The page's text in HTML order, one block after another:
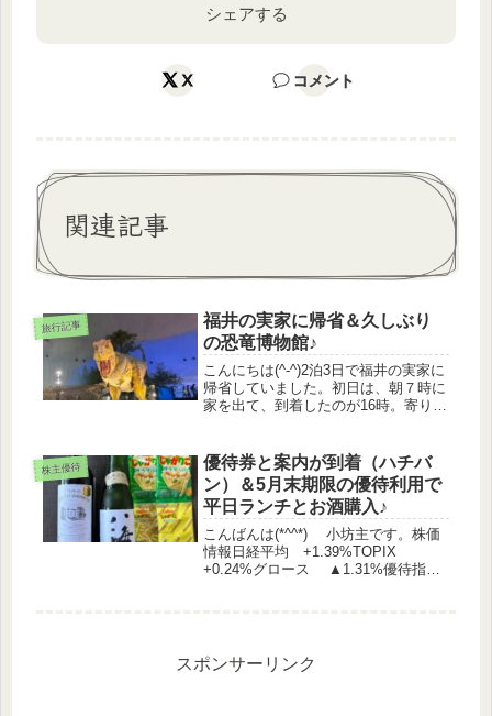
シェアする
X コメント
関連記事
旅行記事
福井の実家に帰省＆久しぶり
の恐竜博物館♪
こんにちは(^-^)2泊3日で福井の実家に
帰省していました。初日は、朝７時に
家を出て、到着したのが16時。寄り道
着くと、庭の果物が今年は豊作だと父
が喜んでいました。りんごが...
株主優待
優待券と案内が到着（ハチバ
ン）＆5月末期限の優待利用で
平日ランチとお酒購入♪
こんばんは(*^^*) 小坊主です。株価
情報日経平均 +1.39%TOPIX
+0.24%グロース ▲1.31%優待指
スポンサーリンク